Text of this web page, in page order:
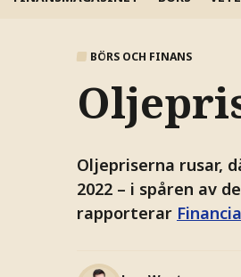
BÖRS OCH FINANS
Oljepriserna rusar,
2022 – i spåren av
rapporterar